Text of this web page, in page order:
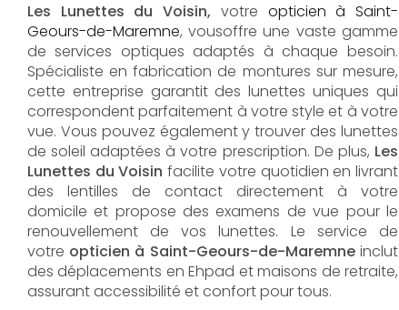
Les Lunettes du Voisin, votre opticien à Saint-
Geours-de-Maremne, vousoffre une vaste gamme
de services optiques adaptés à chaque besoin.
Spécialiste en fabrication de montures sur mesure,
cette entreprise garantit des lunettes uniques qui
correspondent parfaitement à votre style et à votre
vue. Vous pouvez également y trouver des lunettes
de soleil adaptées à votre prescription. De plus, Les
Lunettes du Voisin facilite votre quotidien en livrant
des lentilles de contact directement à votre
domicile et propose des examens de vue pour le
renouvellement de vos lunettes. Le service de
votre opticien à Saint-Geours-de-Maremneinclut
des déplacements en Ehpad et maisons de retraite,
assurant accessibilité et confort pour tous.